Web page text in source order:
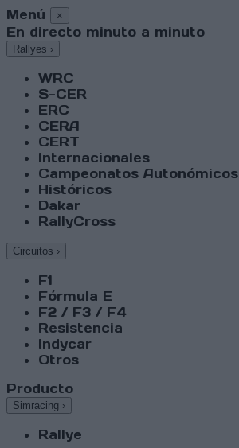
Menú ×
En directo minuto a minuto
Rallyes ›
WRC
S-CER
ERC
CERA
CERT
Internacionales
Campeonatos Autonómicos
Históricos
Dakar
RallyCross
Circuitos ›
F1
Fórmula E
F2 / F3 / F4
Resistencia
Indycar
Otros
Producto
Simracing ›
Rallye